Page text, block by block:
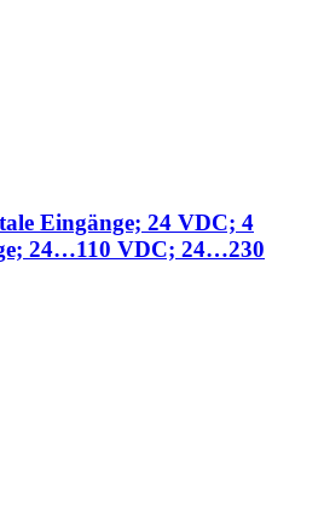
Eingänge; 24 VDC; 4
24…110 VDC; 24…230